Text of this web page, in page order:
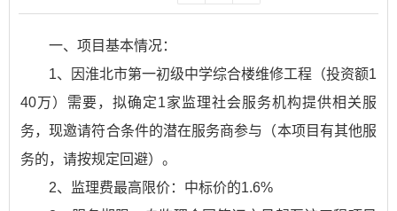
一、项目基本情况：
1、因淮北市第一初级中学综合楼维修工程（投资额1
40万）需要，拟确定1家监理社会服务机构提供相关服
务，现邀请符合条件的潜在服务商参与（本项目有其他服
务的，请按规定回避）。
2、监理费最高限价：中标价的1.6%